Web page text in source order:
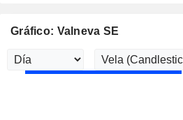
Gráfico: Valneva SE